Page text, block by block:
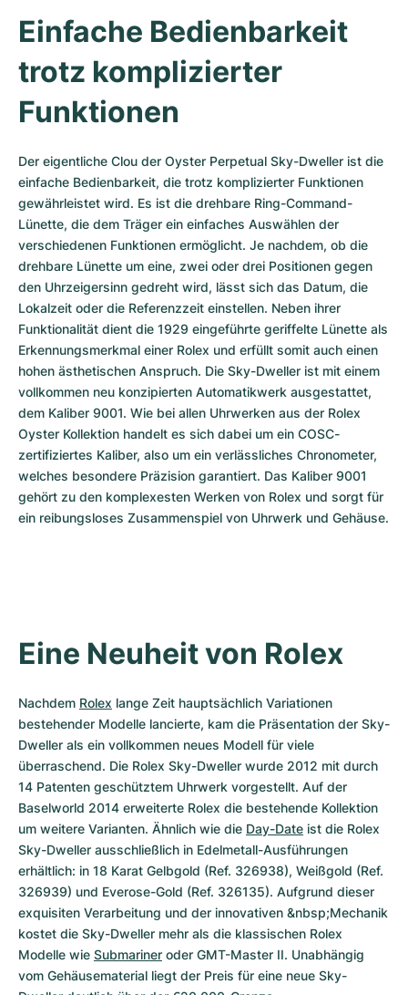
Einfache Bedienbarkeit
trotz komplizierter
Funktionen
Der eigentliche Clou der Oyster Perpetual Sky-Dweller ist die
einfache Bedienbarkeit, die trotz komplizierter Funktionen
gewährleistet wird. Es ist die drehbare Ring-Command-
Lünette, die dem Träger ein einfaches Auswählen der
verschiedenen Funktionen ermöglicht. Je nachdem, ob die
drehbare Lünette um eine, zwei oder drei Positionen gegen
den Uhrzeigersinn gedreht wird, lässt sich das Datum, die
Lokalzeit oder die Referenzzeit einstellen. Neben ihrer
Funktionalität dient die 1929 eingeführte geriffelte Lünette als
Erkennungsmerkmal einer Rolex und erfüllt somit auch einen
hohen ästhetischen Anspruch. Die Sky-Dweller ist mit einem
vollkommen neu konzipierten Automatikwerk ausgestattet,
dem Kaliber 9001. Wie bei allen Uhrwerken aus der Rolex
Oyster Kollektion handelt es sich dabei um ein COSC-
zertifiziertes Kaliber, also um ein verlässliches Chronometer,
welches besondere Präzision garantiert. Das Kaliber 9001
gehört zu den komplexesten Werken von Rolex und sorgt für
ein reibungsloses Zusammenspiel von Uhrwerk und Gehäuse.
Eine Neuheit von Rolex
Nachdem Rolex lange Zeit hauptsächlich Variationen
bestehender Modelle lancierte, kam die Präsentation der Sky-
Dweller als ein vollkommen neues Modell für viele
überraschend. Die Rolex Sky-Dweller wurde 2012 mit durch
14 Patenten geschütztem Uhrwerk vorgestellt. Auf der
Baselworld 2014 erweiterte Rolex die bestehende Kollektion
um weitere Varianten. Ähnlich wie die Day-Date ist die Rolex
Sky-Dweller ausschließlich in Edelmetall-Ausführungen
erhältlich: in 18 Karat Gelbgold (Ref. 326938), Weißgold (Ref.
326939) und Everose-Gold (Ref. 326135). Aufgrund dieser
exquisiten Verarbeitung und der innovativen &nbsp;Mechanik
kostet die Sky-Dweller mehr als die klassischen Rolex
Modelle wie Submariner oder GMT-Master II. Unabhängig
vom Gehäusematerial liegt der Preis für eine neue Sky-